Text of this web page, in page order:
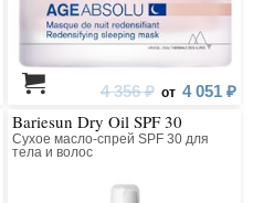
4 356 ₽ от 4 051 ₽
Bariesun Dry Oil SPF 30
Сухое масло-спрей SPF 30 для
тела и волос